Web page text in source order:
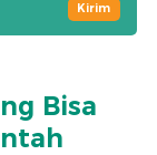
Kirim
Bisa